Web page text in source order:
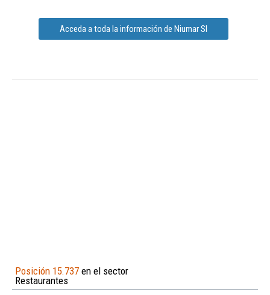
Acceda a toda la información de Niumar Sl
Posición 15.737 en el sector
Restaurantes